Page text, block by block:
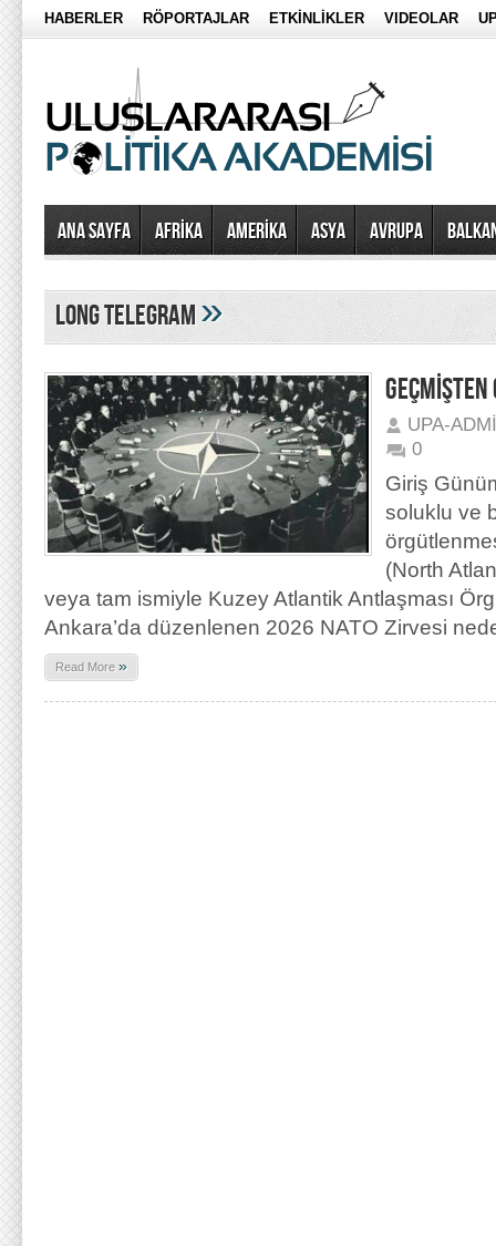
HABERLER RÖPORTAJLAR ETKİNLİKLER VIDEOLAR
Ana Sayfa AFRİKA AMERİKA ASYA AVRUPA
Long Telegram»
UPA-
0
Giriş
soluklu ve
(North
veya tam ismiyle Kuzey Atlantik Antlaşması
Ankara’da düzenlenen 2026 NATO Zirvesi
Read More »